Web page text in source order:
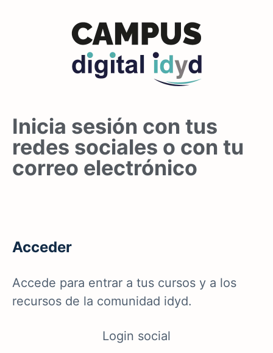
Inicia sesión con tus
redes sociales o con tu
correo electrónico
Acceder
Accede para entrar a tus cursos y a los
recursos de la comunidad idyd.
Login social